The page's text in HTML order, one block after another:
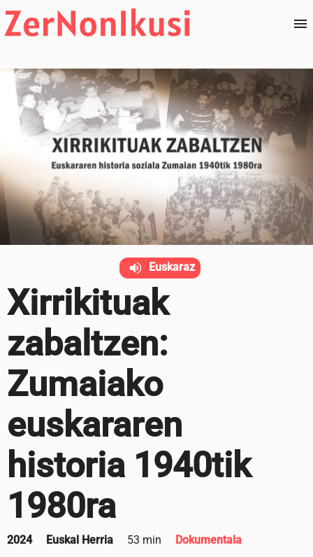
Xirrikituak
zabaltzen:
Zumaiako
euskararen
historia 1940tik
1980ra
2024 Euskal Herria 53 min Dokumentala
Euskaraz